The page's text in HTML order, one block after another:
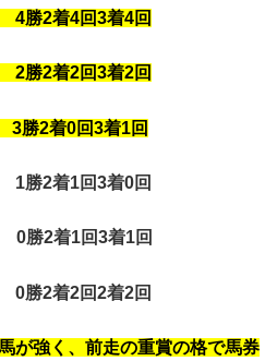
勝2着4回3着4回
2勝2着2回3着2回
0回3着1回
1回3着0回
回3着1回
2回2着2回
が強く、前走の重賞の格で馬券